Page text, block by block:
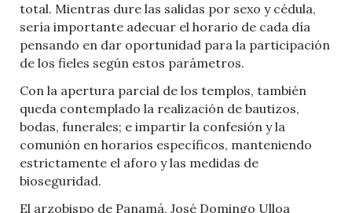
total. Mientras dure las salidas por sexo y cédula,
sería importante adecuar el horario de cada día
pensando en dar oportunidad para la participación
de los fieles según estos parámetros.
Con la apertura parcial de los templos, también
queda contemplado la realización de bautizos,
bodas, funerales; e impartir la confesión y la
comunión en horarios específicos, manteniendo
estrictamente el aforo y las medidas de
bioseguridad.
El arzobispo de Panamá, José Domingo Ulloa